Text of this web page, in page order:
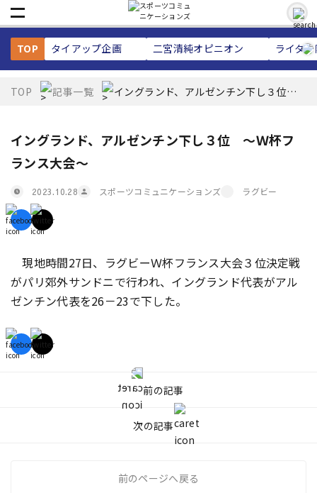
TOP タイアップ企画 二宮清純オピニオン ライタ
TOP 記事一覧 イングランド、アルゼンチン下し３位
イングランド、アルゼンチン下し３位 ～Ｗ杯フ
ランス大会～
2023.10.28 スポーツコミュニケーションズ ラグビー
現地時間27日、ラグビーＷ杯フランス大会３位決定戦
がパリ郊外サンドニで行われ、イングランド代表がアル
ゼンチン代表を26－23で下した。
前の記事
次の記事
前のページへ戻る